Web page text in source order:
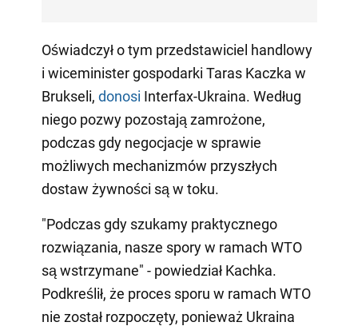
Oświadczył o tym przedstawiciel handlowy
i wiceminister gospodarki Taras Kaczka w
Brukseli, donosi Interfax-Ukraina. Według
niego pozwy pozostają zamrożone,
podczas gdy negocjacje w sprawie
możliwych mechanizmów przyszłych
dostaw żywności są w toku.
"Podczas gdy szukamy praktycznego
rozwiązania, nasze spory w ramach WTO
są wstrzymane" - powiedział Kachka.
Podkreślił, że proces sporu w ramach WTO
nie został rozpoczęty, ponieważ Ukraina